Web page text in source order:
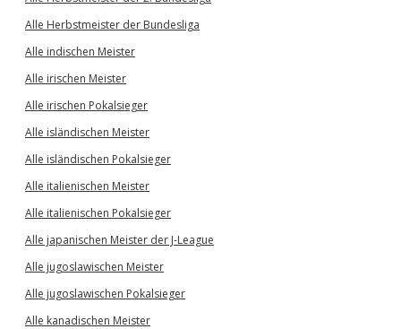
Alle Herbstmeister der Bundesliga
Alle indischen Meister
Alle irischen Meister
Alle irischen Pokalsieger
Alle isländischen Meister
Alle isländischen Pokalsieger
Alle italienischen Meister
Alle italienischen Pokalsieger
Alle japanischen Meister der J-League
Alle jugoslawischen Meister
Alle jugoslawischen Pokalsieger
Alle kanadischen Meister